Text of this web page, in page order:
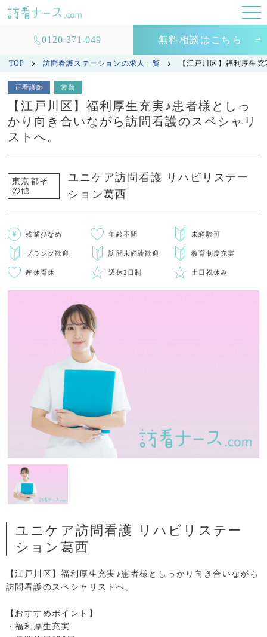
0120-371-049 無料相談はこちら
TOP 訪問看護ステーションの求人一覧 【江戸川区】福利厚生
正看護師 常勤
【江戸川区】福利厚生充実♪患者様としっ
かり向き合いながら訪問看護のスペシャリ
ストへ。
東京都そ
の他
ユニケア訪問看護 リハビリステー
ション葛西
残業少なめ 年齢不問 未経験可
ブランク歓迎 訪問未経験歓迎 教育制度充実
産休育休 週休2日制 土日祝休み
ユニケア訪問看護 リハビリステー
ション葛西
【江戸川区】福利厚生充実♪患者様としっかり向き合いながら
訪問看護のスペシャリストへ。
【おすすめポイント】
・福利厚生充実